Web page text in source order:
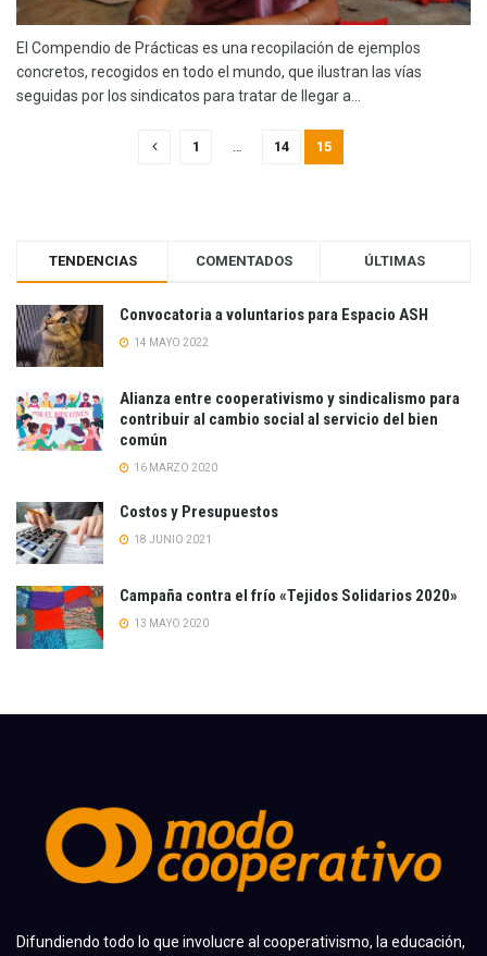
El Compendio de Prácticas es una recopilación de ejemplos
concretos, recogidos en todo el mundo, que ilustran las vías
seguidas por los sindicatos para tratar de llegar a...
1 … 14 15
TENDENCIAS COMENTADOS ÚLTIMAS
Convocatoria a voluntarios para Espacio ASH
14 MAYO 2022
Alianza entre cooperativismo y sindicalismo para
contribuir al cambio social al servicio del bien
común
16 MARZO 2020
Costos y Presupuestos
18 JUNIO 2021
Campaña contra el frío «Tejidos Solidarios 2020»
13 MAYO 2020
Difundiendo todo lo que involucre al cooperativismo, la educación,